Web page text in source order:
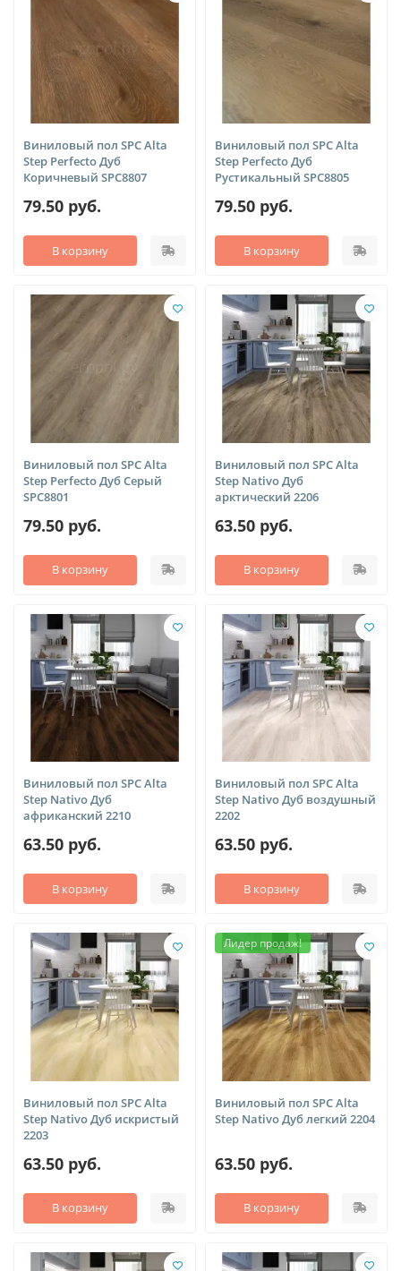
Виниловый пол SPC Alta
Step Perfecto Дуб
Коричневый SPC8807
79.50 руб.
В корзину
Виниловый пол SPC Alta
Step Perfecto Дуб
Рустикальный SPC8805
79.50 руб.
В корзину
Виниловый пол SPC Alta
Step Perfecto Дуб Серый
SPC8801
79.50 руб.
В корзину
Виниловый пол SPC Alta
Step Nativo Дуб
арктический 2206
63.50 руб.
В корзину
Виниловый пол SPC Alta
Step Nativo Дуб
африканский 2210
63.50 руб.
В корзину
Виниловый пол SPC Alta
Step Nativo Дуб воздушный
2202
63.50 руб.
В корзину
Виниловый пол SPC Alta
Step Nativo Дуб искристый
2203
63.50 руб.
В корзину
Лидер продаж!
Виниловый пол SPC Alta
Step Nativo Дуб легкий 2204
63.50 руб.
В корзину